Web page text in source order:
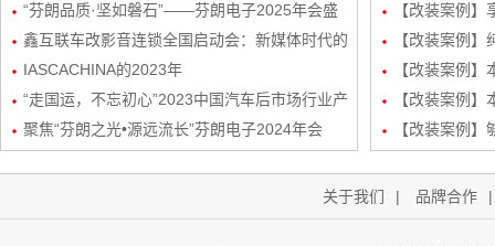
起势经销商会议圆满成功！
“芬朗品质·坚如磐石”——芬朗电子2025年会盛
况，共绘汽车音响改装新蓝图
鑫互联车改影音连锁全国启动会：新媒体时代的
创新矩阵与玩法
IASCACHINA的2023年
“走国运，不忘初心”2023中国汽车后市场行业产
业生态发展峰会-艾斯卡（IASCA）中国谢福秋
聚焦“芬朗之光•源远流长”芬朗电子2024年会
路DSP处理器
【改装案例
三分频
【改装案例
装
【改装案例
频/6路DSP处
【改装案例
路DSP处理器
【改装案例
关于我们 | 品牌合作